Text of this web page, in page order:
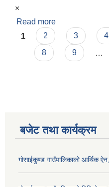
×
Read more
Pages
1 2 3 4
8
9
बजेट तथा कार्यक्रम
गोसाईकुण्ड गाउँपालिकाको आर्थिक